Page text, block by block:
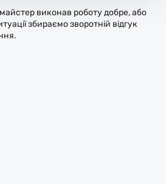
виконав роботу добре, або
збираємо зворотній відгук